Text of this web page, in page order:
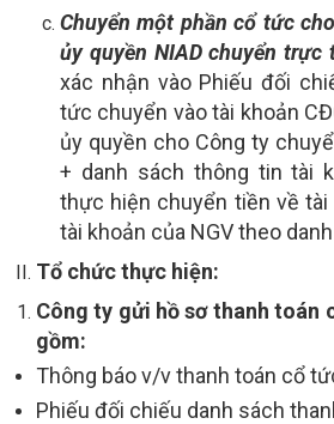
Chuyển một phần cổ tức
ủy quyền NIAD chuyển trực
xác nhận vào Phiếu đối
tức chuyển vào tài khoản
ủy quyền cho Công ty
+ danh sách thông tin tài
thực hiện chuyển tiền về tài
tài khoản của NGV theo
Tổ chức thực hiện:
Công ty gửi hồ sơ thanh toán
gồm:
Thông báo v/v thanh toán cổ
Phiếu đối chiếu danh sách